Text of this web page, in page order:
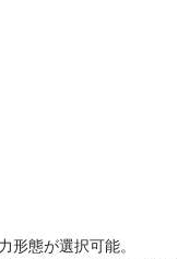
形態が選択可能。